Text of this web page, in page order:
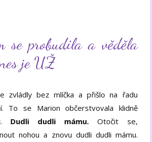
se probudila a věděla
je UŽ
zvládly bez mlíčka a přišlo na řadu
To se Marion občerstvovala klidně
Dudli dudli mámu. Otočit se,
nohou a znovu dudli dudli mámu.